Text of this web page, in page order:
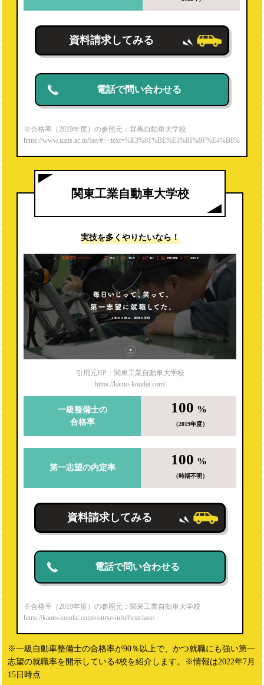
資料請求してみる
電話で問い合わせる
※合格率（2019年度）の参照元：群馬自動車大学校
https://www.gaus.ac.jp/faq/#:~:text=%E3%81%BE%E3%81%9F%E4%B8%
2%E6%AE%8B%E3%81%97%E3%81%A6%E3%81%84%E3%81%BE%
E3%81%99%E3%80%82
関東工業自動車大学校
実技を多くやりたいなら！
引用元HP：関東工業自動車大学校
https://kanto-koudai.com/
一級整備士の
合格率
100 %
（2019年度）
第一志望の内定率
100 %
（時期不明）
資料請求してみる
電話で問い合わせる
※合格率（2019年度）の参照元：関東工業自動車大学校
https://kanto-koudai.com/course-info/firstclass/
※一級自動車整備士の合格率が90％以上で、かつ就職にも強い第一
志望の就職率を開示している4校を紹介します。※情報は2022年7月
15日時点